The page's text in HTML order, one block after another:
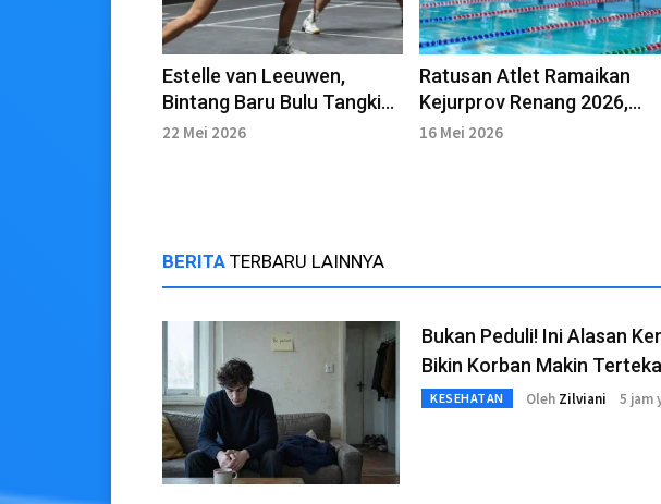
Estelle van Leeuwen,
Bintang Baru Bulu Tangkis
Inggris yang Curi Perhatian
22 Mei 2026
Ratusan Atlet Ramaikan
Kejurprov Renang 2026,
Dorong Fasilitas Bertaraf
16 Mei 2026
BERITA TERBARU LAINNYA
Bukan Peduli! Ini Alasan
Bikin Korban Makin
KESEHATAN Oleh Zilviani 5 jam